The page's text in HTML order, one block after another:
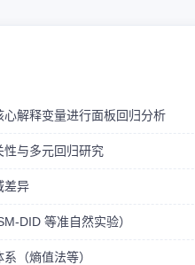
解释变量进行面板回归分析
与多元回归研究
差异
DID 等准自然实验）
（熵值法等）